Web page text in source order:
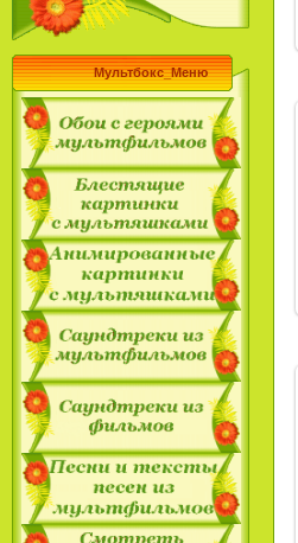
Мультбокс_Меню